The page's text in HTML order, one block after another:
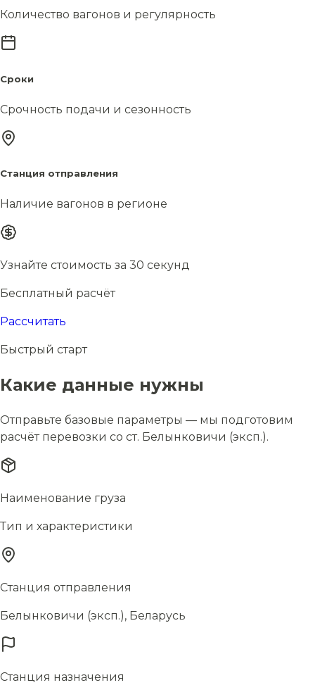
Количество вагонов и регулярность
Сроки
Срочность подачи и сезонность
Станция отправления
Наличие вагонов в регионе
Узнайте стоимость за 30 секунд
Бесплатный расчёт
Рассчитать
Быстрый старт
Какие данные нужны
Отправьте базовые параметры — мы подготовим
расчёт перевозки со ст. Белынковичи (эксп.).
Наименование груза
Тип и характеристики
Станция отправления
Белынковичи (эксп.), Беларусь
Станция назначения